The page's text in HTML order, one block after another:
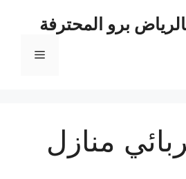
برو المحترفة
القائمة
منازل